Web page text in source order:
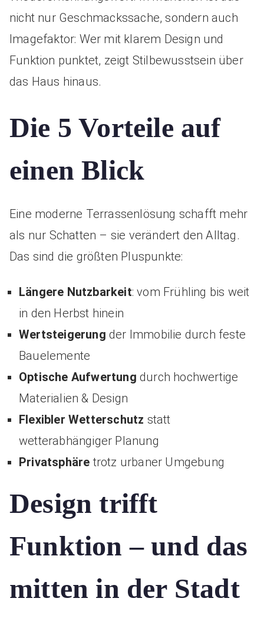
nicht nur Geschmackssache, sondern auch
Imagefaktor: Wer mit klarem Design und
Funktion punktet, zeigt Stilbewusstsein über
das Haus hinaus.
Die 5 Vorteile auf
einen Blick
Eine moderne Terrassenlösung schafft mehr
als nur Schatten – sie verändert den Alltag.
Das sind die größten Pluspunkte:
Längere Nutzbarkeit: vom Frühling bis weit
in den Herbst hinein
Wertsteigerung der Immobilie durch feste
Bauelemente
Optische Aufwertung durch hochwertige
Materialien & Design
Flexibler Wetterschutz statt
wetterabhängiger Planung
Privatsphäre trotz urbaner Umgebung
Design trifft
Funktion – und das
mitten in der Stadt